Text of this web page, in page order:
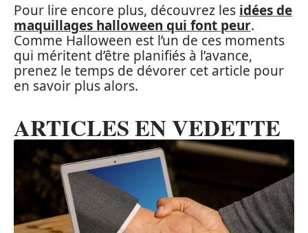
Pour lire encore plus, découvrez les idées de
maquillages halloween qui font peur.
Comme Halloween est l’un de ces moments
qui méritent d’être planifiés à l’avance,
prenez le temps de dévorer cet article pour
en savoir plus alors.
ARTICLES EN VEDETTE